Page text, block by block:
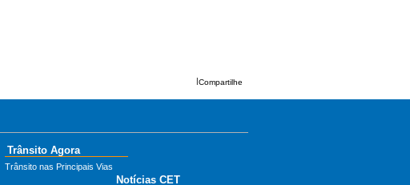
Compartilhe
|
Trânsito Agora
Trânsito nas Principais Vias
Notícias CET